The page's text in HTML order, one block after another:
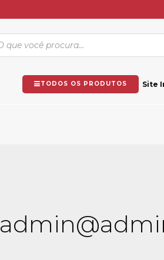
TODOS OS PRODUTOS Site